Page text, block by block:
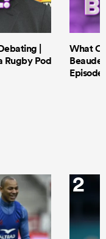
|
Rugby Pod
What
Episode
2